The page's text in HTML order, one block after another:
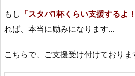
もし 「スタバ1杯くらい支援するよ！
れば、本当に励みになります…
こちらで、ご支援受け付けておりま